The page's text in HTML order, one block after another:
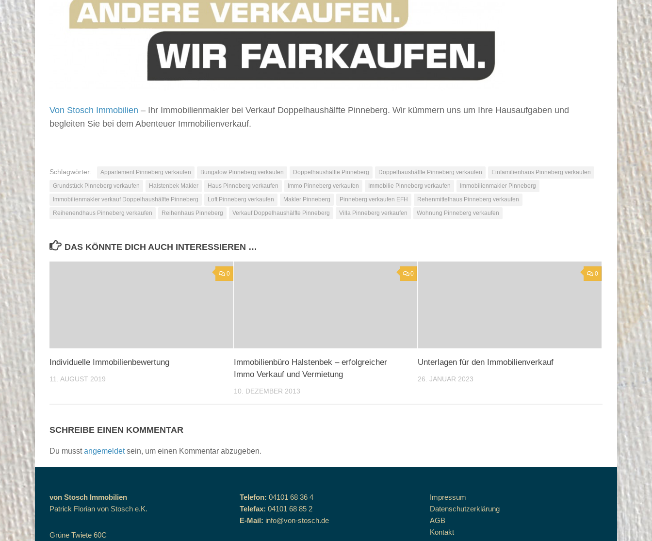
Von Stosch Immobilien – Ihr Immobilienmakler bei Verkauf Doppelhaushälfte Pinneberg. Wir kümmern uns um Ihre Hausaufgaben und
begleiten Sie bei dem Abenteuer Immobilienverkauf.
Schlagwörter: Appartement Pinneberg verkaufen Bungalow Pinneberg verkaufen Doppelhaushälfte Pinneberg Doppelhaushälfte Pinneberg verkaufen
Einfamilienhaus Pinneberg verkaufen
Grundstück Pinneberg verkaufen
Halstenbek Makler Haus Pinneberg verkaufen Immo Pinneberg verkaufen Immobilie Pinneberg verkaufen
Immobilienmakler Pinneberg
Immobilienmakler verkauf Doppelhaushälfte Pinneberg
Loft Pinneberg verkaufen Makler Pinneberg Pinneberg verkaufen EFH
Rehenmittelhaus Pinneberg verkaufen
Reihenendhaus Pinneberg verkaufen
Reihenhaus Pinneberg Verkauf Doppelhaushälfte Pinneberg Villa Pinneberg verkaufen Wohnung Pinneberg verkaufen
DAS KÖNNTE DICH AUCH INTERESSIEREN …
0
Individuelle Immobilienbewertung
11. AUGUST 2019
0
Immobilienbüro Halstenbek – erfolgreicher
Immo Verkauf und Vermietung
10. DEZEMBER 2013
0
Unterlagen für den Immobilienverkauf
26. JANUAR 2023
SCHREIBE EINEN KOMMENTAR
Du musstangemeldetsein, um einen Kommentar abzugeben.
von Stosch Immobilien
Patrick Florian von Stosch e.K.
Grüne Twiete 60C
Telefon: 04101 68 36 4
Telefax: 04101 68 85 2
E-Mail: info@von-stosch.de
Impressum
Datenschutzerklärung
AGB
Kontakt